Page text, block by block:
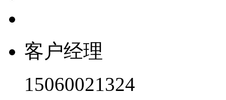
客户经理
15060021324